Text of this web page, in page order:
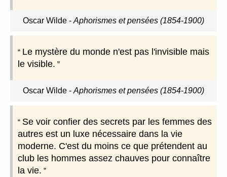
Oscar Wilde - Aphorismes et pensées (1854-1900)
Le mystère du monde n'est pas l'invisible mais
le visible.
Oscar Wilde - Aphorismes et pensées (1854-1900)
Se voir confier des secrets par les femmes des
autres est un luxe nécessaire dans la vie
moderne. C'est du moins ce que prétendent au
club les hommes assez chauves pour connaître
la vie.